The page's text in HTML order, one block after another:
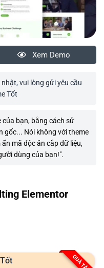
Xem Demo
vui lòng gửi yêu cầu
Tốt
của bạn, bằng cách sử
gốc... Nói không với theme
mã độc ăn cắp dữ liệu,
dùng của bạn!".
Elementor